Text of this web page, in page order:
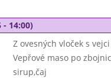
- 14:00)
Z ovesných vloček s vejci
Vepřové maso po
sirup,čaj